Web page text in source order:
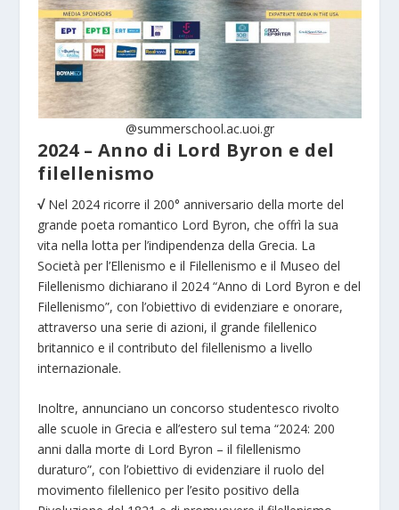
@summerschool.ac.uoi.gr
2024 – Anno di Lord Byron e del
filellenismo
√ Nel 2024 ricorre il 200° anniversario della morte del
grande poeta romantico Lord Byron, che offrì la sua
vita nella lotta per l’indipendenza della Grecia. La
Società per l’Ellenismo e il Filellenismo e il Museo del
Filellenismo dichiarano il 2024 “Anno di Lord Byron e del
Filellenismo”, con l’obiettivo di evidenziare e onorare,
attraverso una serie di azioni, il grande filellenico
britannico e il contributo del filellenismo a livello
internazionale.
Inoltre, annunciano un concorso studentesco rivolto
alle scuole in Grecia e all’estero sul tema “2024: 200
anni dalla morte di Lord Byron – il filellenismo
duraturo”, con l’obiettivo di evidenziare il ruolo del
movimento filellenico per l’esito positivo della